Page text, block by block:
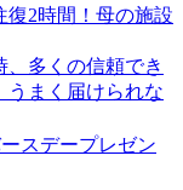
2時間！母の施設
、多くの信頼でき
うまく届けられな
スデープレゼン